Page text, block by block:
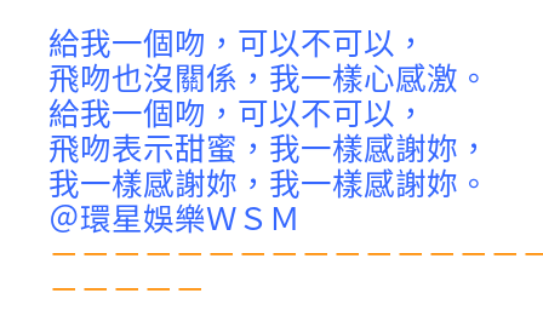
給我一個吻，可以不可以，
飛吻也沒關係，我一樣心感激。
給我一個吻，可以不可以，
飛吻表示甜蜜，我一樣感謝妳，
我一樣感謝妳，我一樣感謝妳。
＠環星娛樂ＷＳＭ
－－－－－－－－－－－－－－－
－－－－－